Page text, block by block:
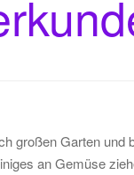
großen Garten und
an Gemüse